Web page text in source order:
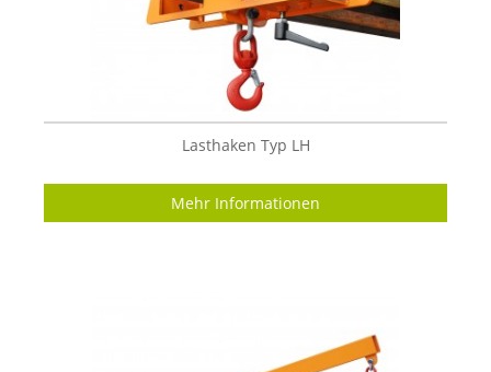
Lasthaken Typ LH
Mehr Informationen